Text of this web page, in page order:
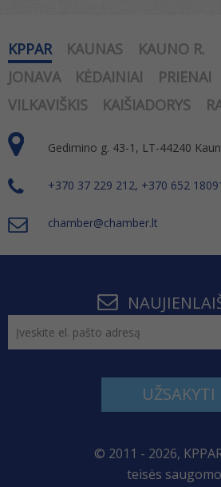
KPPAR KAUNAS KAUNO R.
JONAVA
KĖDAINIAI PRIENAI
VILKAVIŠKIS
KAIŠIADORYS
Gedimino g. 43-1, LT-44240
+370 37 229 212, +370 652
chamber@chamber.lt
UŽSAKYTI
© 2011 - 2026,
teisės